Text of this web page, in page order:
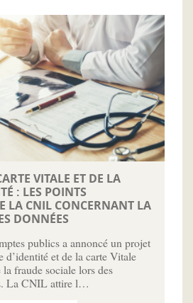
VITALE ET DE LA
: LES POINTS
LA CNIL CONCERNANT LA
DONNÉES
publics a annoncé un projet
d’identité et de la carte Vitale
fraude sociale lors des
La CNIL attire l…